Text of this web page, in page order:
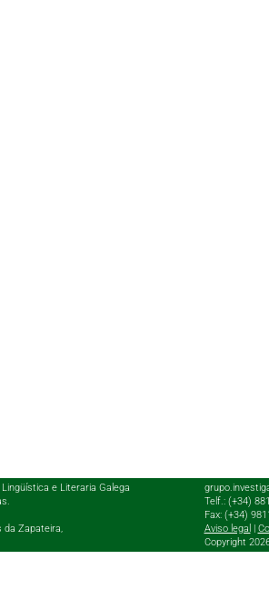
e Literaria Galega
da Zapateira,
Telf.: (+34)
Fax: (+34)
Aviso legal
Copyright